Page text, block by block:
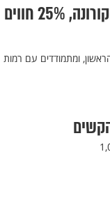
מחקר חדש חושף: 50% מהמורים חווים חרדה בעקבות הקורונה, 25% חווים
ומתמודדים עם רמות